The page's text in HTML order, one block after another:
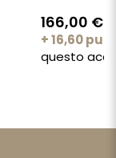
166,00 €
+ 16,60
questo